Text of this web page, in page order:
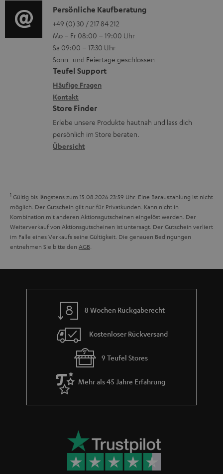
l
a
d
e
n
e
n
z
u
r
G
a
r
a
n
e
g
e
r
ä
t
e
R
ü
c
k
m
e
i
o
-
L
e
x
i
k
o
n
K
o
n
t
a
k
t
d
a
t
Persönliche Kaufberatung
+49 (0) 30 / 217 84 212
Mo – Fr 08:00 – 19:00 Uhr
Sa 09:00 – 17:30 Uhr
Sonn- und Feiertage geschlossen
Teufel Support
Häufige Fragen
Kontakt
Store Finder
Erlebe unsere Produkte hautnah und lass dich
persönlich im Store beraten.
Übersicht
1 Gültig bis längstens zum 15.08.2026 23:59 Uhr. Eine Barauszahlung ist nicht
möglich. Der Gutschein gilt nur für Privatkunden. Kann nicht in
Kombination mit anderen Aktionsgutscheinen eingelöst werden. Der
Weiterverkauf von Aktionsgutscheinen ist untersagt. Der Gutschein verliert
im Falle eines Verkaufs seine Gültigkeit. Die genauen Bedingungen
entnehmen Sie bitte den AGB
8 Wochen Rückgaberecht
Kostenloser Rückversand
9 Teufel Stores
Mehr als 45 Jahre Erfahrung